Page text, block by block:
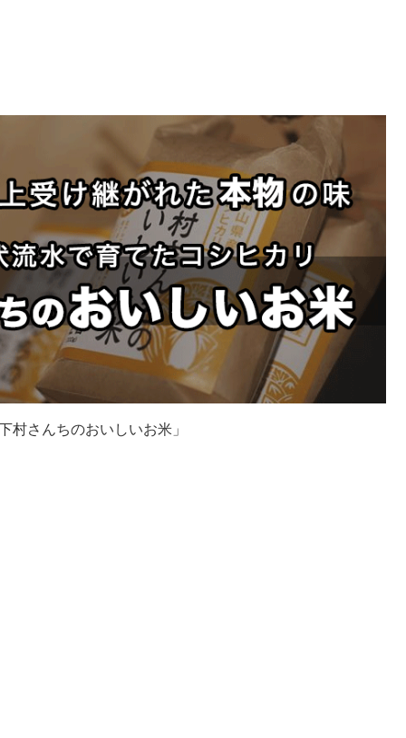
村さんちのおいしいお米」